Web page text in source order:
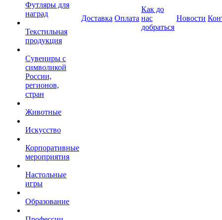
Футляры для
наград
Текстильная
продукция
Сувениры с
символикой
России,
регионов,
стран
Животные
Искусство
Корпоративные
мероприятия
Настольные
игры
Образование
Доставка Оплата
Как до
нас
добраться
Новости